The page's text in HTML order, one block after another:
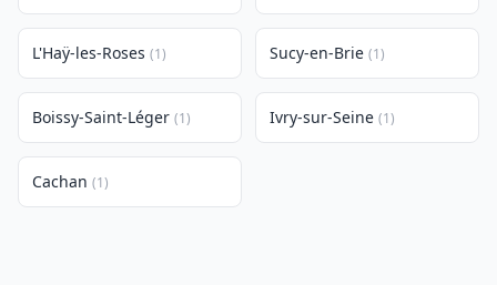
L'Haÿ-les-Roses (1) Sucy-en-Brie (1)
Boissy-Saint-Léger (1) Ivry-sur-Seine (1)
Cachan (1)